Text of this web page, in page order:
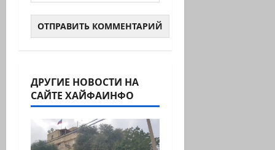
ДРУГИЕ НОВОСТИ НА
САЙТЕ ХАЙФАИНФО